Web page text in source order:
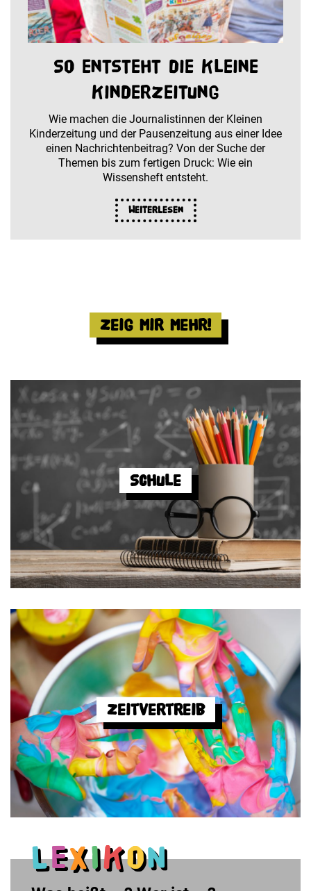
So entsteht die Kleine
Kinderzeitung
Wie machen die Journalistinnen der Kleinen
Kinderzeitung und der Pausenzeitung aus einer Idee
einen Nachrichtenbeitrag? Von der Suche der
Themen bis zum fertigen Druck: Wie ein
Wissensheft entsteht.
Weiterlesen
Zeig mir mehr!
Schule
Zeitvertreib
LEXIKON